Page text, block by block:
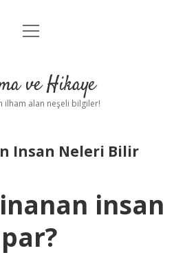
Politikası
Yasal Uyarı
menüyü
ve Hikaye
ilham alan neşeli bilgiler!
Insan Neleri Bilir
insan